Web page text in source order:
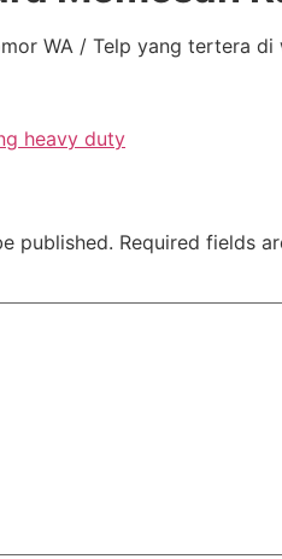
WA / Telp yang tertera
heavy duty
published. Required fields